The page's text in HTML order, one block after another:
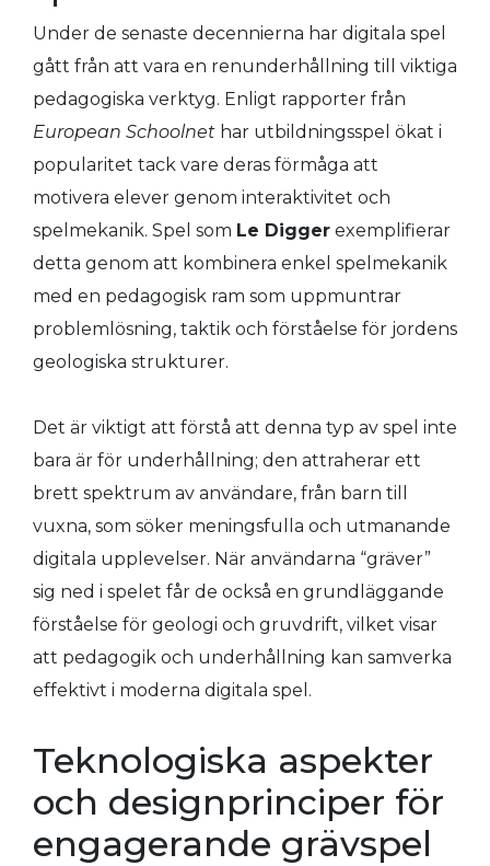
Under de senaste decennierna har digitala spel
gått från att vara en renunderhållning till viktiga
pedagogiska verktyg. Enligt rapporter från
European Schoolnet har utbildningsspel ökat i
popularitet tack vare deras förmåga att
motivera elever genom interaktivitet och
spelmekanik. Spel som Le Digger exemplifierar
detta genom att kombinera enkel spelmekanik
med en pedagogisk ram som uppmuntrar
problemlösning, taktik och förståelse för jordens
geologiska strukturer.
Det är viktigt att förstå att denna typ av spel inte
bara är för underhållning; den attraherar ett
brett spektrum av användare, från barn till
vuxna, som söker meningsfulla och utmanande
digitala upplevelser. När användarna “gräver”
sig ned i spelet får de också en grundläggande
förståelse för geologi och gruvdrift, vilket visar
att pedagogik och underhållning kan samverka
effektivt i moderna digitala spel.
Teknologiska aspekter
och designprinciper för
engagerande grävspel